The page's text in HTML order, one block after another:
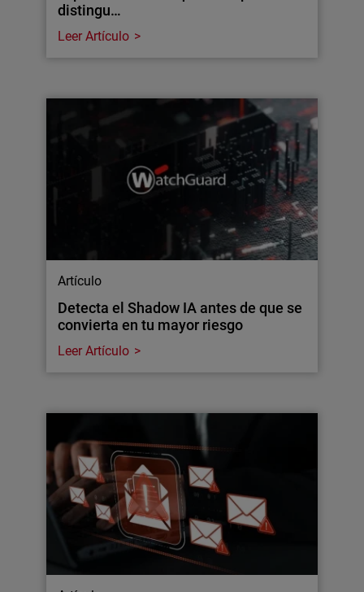
distingu…
Leer Artículo
Artículo
Detecta el Shadow IA antes de que se
convierta en tu mayor riesgo
Leer Artículo